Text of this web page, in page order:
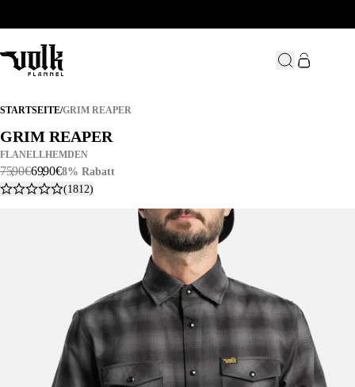
STARTSEITE/GRIM REAPER
GRIM REAPER
GRIM REAPER
GRIM REAPER
FLANELLHEMDEN
75,90€69,90€8% Rabatt
(1812)